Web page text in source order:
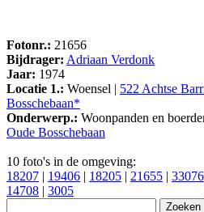
Fotonr.: 21656
Bijdrager: Adriaan Verdonk
Jaar: 1974
Locatie 1.: Woensel | 522 Achtse
Bosschebaan*
Onderwerp.: Woonpanden en
Oude Bosschebaan
10 foto's in de omgeving:
18207 | 19406 | 18205 | 21655 | 33076
14708 | 3005